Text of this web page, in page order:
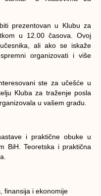
prezentovan u Klubu za
u 12.00 časova. Ovoj
ali ako se iskaže
organizovati i više
ste za učešće u
Kluba za traženje posla
u vašem gradu.
i praktične obuke u
BiH. Teoretska i praktična
finansija i ekonomije